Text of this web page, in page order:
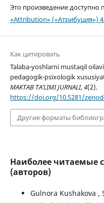
Это произведение доступно
«Attribution» («Атрибуция»)
Как цитировать
Talaba-yoshlarni mustaqil
pedagogik-psixologik
MAKTAB TA’LIMI JURNALI,4(2).
https://doi.org/10.5281/
Другие форматы
Наиболее читаемые
(авторов)
Gulnora Kushakova ,